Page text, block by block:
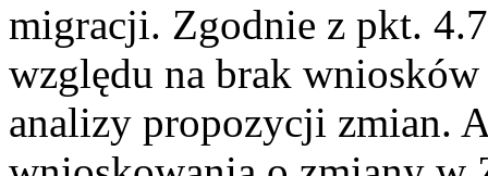
migracji. Zgodnie z pkt.
względu na brak
analizy propozycji zmian.